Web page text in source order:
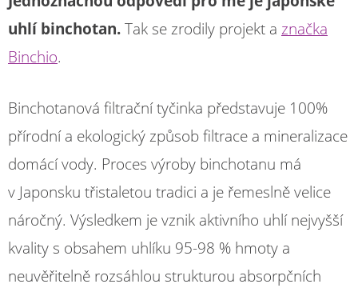
uhlí binchotan.Tak se zrodily projekt a značka
Binchio.
Binchotanová filtrační tyčinka představuje 100%
přírodní a ekologický způsob filtrace a mineralizace
domácí vody. Proces výroby binchotanu má
v Japonsku třistaletou tradici a je řemeslně velice
náročný. Výsledkem je vznik aktivního uhlí nejvyšší
kvality s obsahem uhlíku 95-98 % hmoty a
neuvěřitelně rozsáhlou strukturou absorpčních